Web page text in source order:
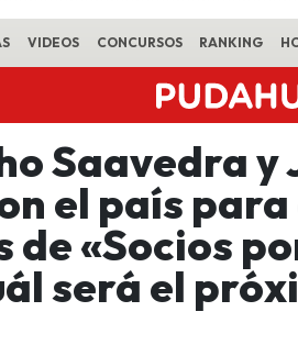
VIDEOS CONCURSOS RANKING
Saavedra y
el país
«Socios
será el